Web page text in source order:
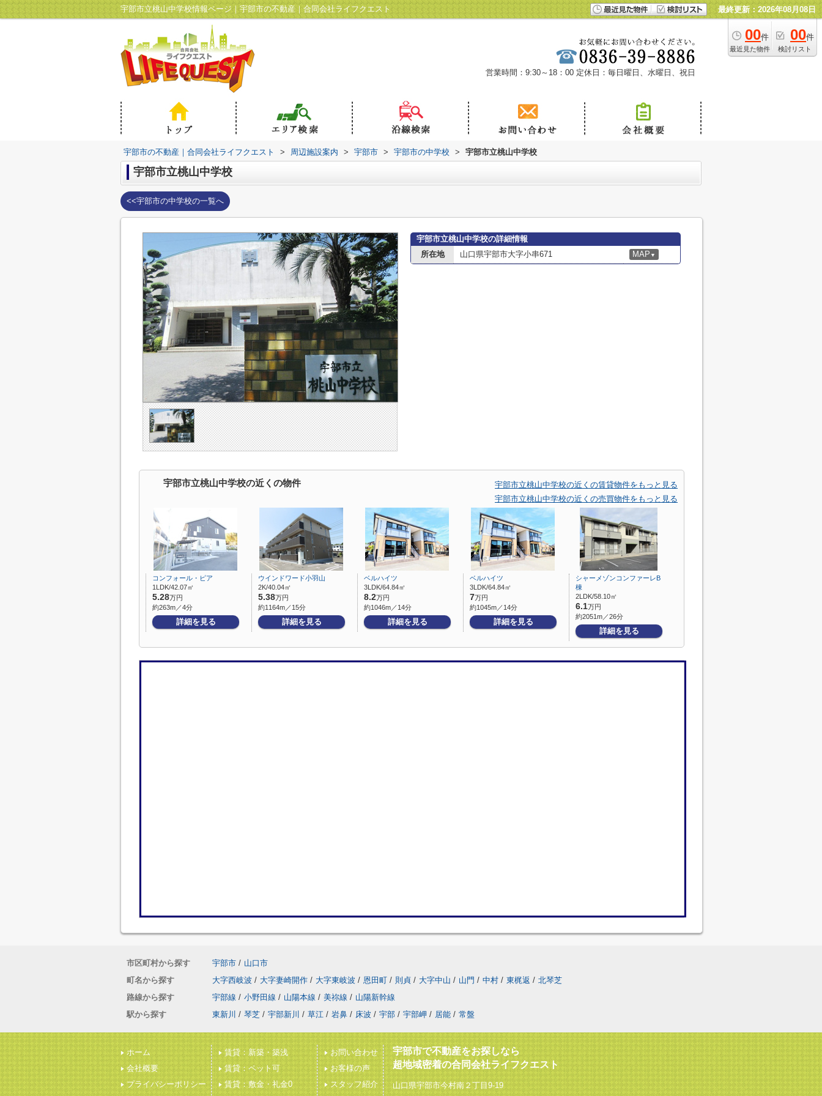
宇部市立桃山中学校情報ページ｜宇部市の不動産｜合同会社ライフクエスト 最終更新：2026年08月08日
00件
最近見た物件
00件
検討リスト
営業時間：9:30～18：00 定休日：毎日曜日、水曜日、祝日
宇部市の不動産｜合同会社ライフクエスト > 周辺施設案内 > 宇部市 > 宇部市の中学校 > 宇部市立桃山中学校
宇部市立桃山中学校
<<宇部市の中学校の一覧へ
宇部市立桃山中学校の詳細情報
所在地
山口県宇部市大字小串671 MAP ▼
宇部市立桃山中学校の近くの物件
宇部市立桃山中学校の近くの賃貸物件をもっと見る
宇部市立桃山中学校の近くの売買物件をもっと見る
コンフォール・ピア
1LDK/42.07㎡
5.28万円
約263m／4分
詳細を見る
ウインドワード小羽山
2K/40.04㎡
5.38万円
約1164m／15分
詳細を見る
ベルハイツ
3LDK/64.84㎡
8.2万円
約1046m／14分
詳細を見る
ベルハイツ
3LDK/64.84㎡
7万円
約1045m／14分
詳細を見る
シャーメゾンコンファーレB
棟
2LDK/58.10㎡
6.1万円
約2051m／26分
詳細を見る
市区町村から探す 宇部市 / 山口市
町名から探す
大字西岐波 / 大字妻崎開作 / 大字東岐波 / 恩田町 / 則貞 / 大字中山 / 山門 / 中村 / 東梶返 / 北琴芝
路線から探す
宇部線 / 小野田線 / 山陽本線 / 美祢線 / 山陽新幹線
駅から探す
東新川 / 琴芝 / 宇部新川 / 草江 / 岩鼻 / 床波 / 宇部 / 宇部岬 / 居能 / 常盤
ホーム
会社概要
プライバシーポリシー
賃貸：新築・築浅
賃貸：ペット可
賃貸：敷金・礼金0
お問い合わせ
お客様の声
スタッフ紹介
宇部市で不動産をお探しなら
超地域密着の合同会社ライフクエスト
山口県宇部市今村南２丁目9-19